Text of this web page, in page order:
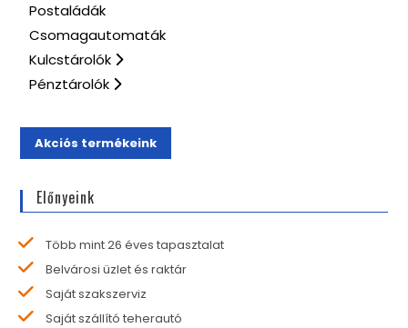
Postaládák
Csomagautomaták
Kulcstárolók
Pénztárolók
Akciós termékeink
Előnyeink
Több mint 26 éves tapasztalat
Belvárosi üzlet és raktár
Saját szakszerviz
Saját szállító teherautó